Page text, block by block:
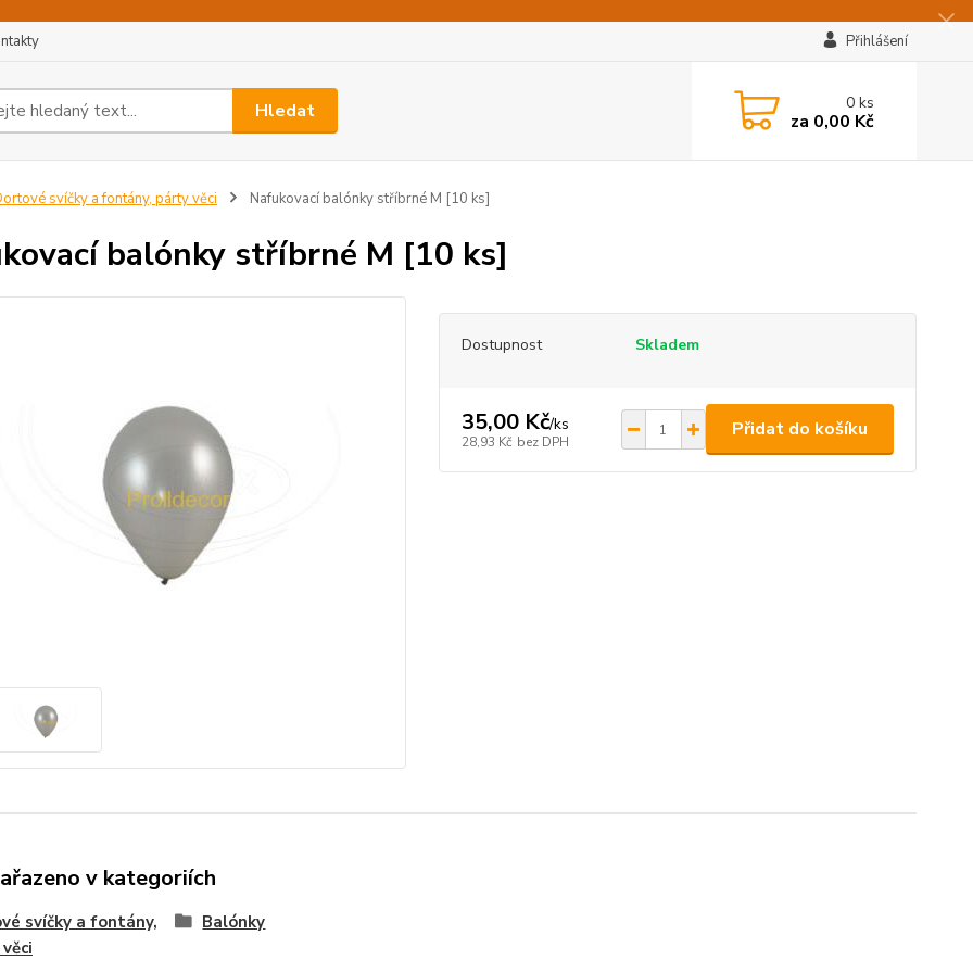
Přihlášení
Hledat 0ks
za 0,00 Kč
svíčky a fontány, párty věci Nafukovací balónky stříbrné M [10 ks]
balónky stříbrné M [10 ks]
Dostupnost Skladem
35,00 Kč/ks
28,93 Kč bez DPH
Přidat do košíku
v kategoriích
svíčky a fontány,
Balónky